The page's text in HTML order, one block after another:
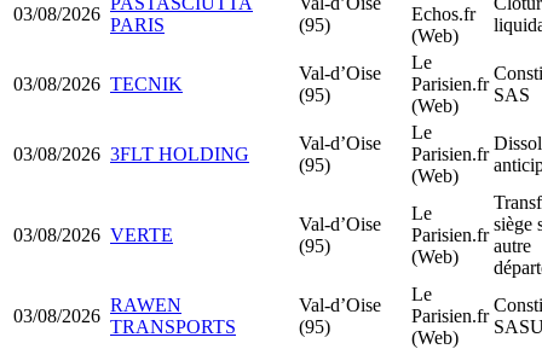
03/08/2026
PARIS
(95)
Echos.fr
(Web)
03/08/2026 TECNIK
Val-d’Oise
(95)
Le
Parisien.fr
(Web)
SAS
03/08/2026 3FLT HOLDING
Val-d’Oise
(95)
Le
Parisien.fr
(Web)
03/08/2026 VERTE
Val-d’Oise
(95)
Le
Parisien.fr
(Web)
siège
autre
03/08/2026
RAWEN
TRANSPORTS
Val-d’Oise
(95)
Le
Parisien.fr
(Web)